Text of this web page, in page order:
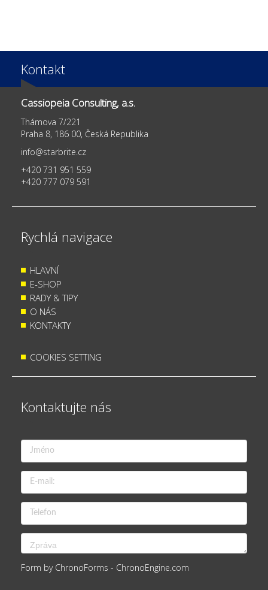
Kontakt
Cassiopeia Consulting, a.s.
Thámova 7/221
Praha 8, 186 00, Česká Republika
info@starbrite.cz
+420 731 951 559
+420 777 079 591
Rychlá navigace
HLAVNÍ
E-SHOP
RADY & TIPY
O NÁS
KONTAKTY
COOKIES SETTING
Kontaktujte nás
Form by ChronoForms - ChronoEngine.com